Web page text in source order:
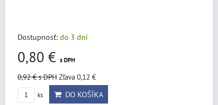
Dostupnosť: do 3 dní
0,80 € s DPH
0,92 €s DPH Zľava 0,12 €
ks DO KOŠÍKA